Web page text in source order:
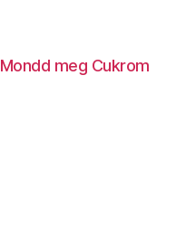
Mondd meg Cukrom